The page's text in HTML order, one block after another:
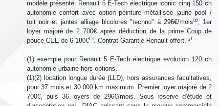
modèle présenté: Renault 5 E-Tech électrique iconic cinq 150 ch
autonomie confort avec option peinture métallisée jaune pop! /
toit noir et jantes alliage bicolores "techno" à 296€/mois⁽²⁾, 1er
loyer majoré de 2 700€ après déduction de la prime Coup de
pouce CEE de 6 180€⁽³⁾. Contrat Garantie Renault offert.⁽⁴⁾
(1) exemple pour Renault 5 E-Tech électrique evolution 120 ch
autonomie urbaine hors options.
(1)(2) location longue durée (LLD), hors assurances facultatives,
pour 37 mois et 30 000 km maximum. Premier loyer majoré de 2
700€, puis 36 loyers de 296€/mois. Sous réserve d'étude et